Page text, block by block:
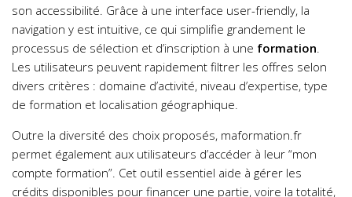
son accessibilité. Grâce à une interface user-friendly, la
navigation y est intuitive, ce qui simplifie grandement le
processus de sélection et d’inscription à une formation
Les utilisateurs peuvent rapidement filtrer les offres selon
divers critères : domaine d’activité, niveau d’expertise, type
de formation et localisation géographique.
Outre la diversité des choix proposés, maformation.fr
permet également aux utilisateurs d’accéder à leur “mon
compte formation”. Cet outil essentiel aide à gérer les
crédits disponibles pour financer une partie, voire la totalité,